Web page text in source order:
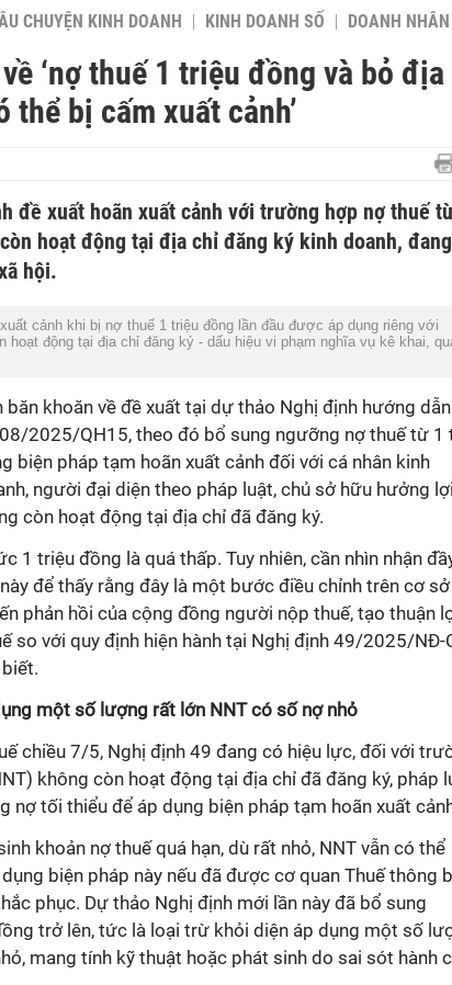
CHUYỆN KINH DOANH KINH DOANH SỐ DOANH NHÂN
‘nợ thuế 1 triệu đồng và bỏ địa
bị cấm xuất cảnh’
đề xuất hoãn xuất cảnh với trường hợp nợ thuế
hoạt động tại địa chỉ đăng ký kinh doanh, đang
hội.
cảnh khi bị nợ thuế 1 triệu đồng lần đầu được áp dụng riêng với
hoạt động tại địa chỉ đăng ký - dấu hiệu vi phạm nghĩa vụ kê khai,
băn khoăn về đề xuất tại dự thảo Nghị định hướng dẫn
2025/QH15, theo đó bổ sung ngưỡng nợ thuế từ 1
biện pháp tạm hoãn xuất cảnh đối với cá nhân kinh
người đại diện theo pháp luật, chủ sở hữu hưởng lợi
còn hoạt động tại địa chỉ đã đăng ký.
1 triệu đồng là quá thấp. Tuy nhiên, cần nhìn nhận
để thấy rằng đây là một bước điều chỉnh trên cơ sở
phản hồi của cộng đồng người nộp thuế, tạo thuận
so với quy định hiện hành tại Nghị định 49/2025/NĐ-
một số lượng rất lớn NNT có số nợ nhỏ
chiều 7/5, Nghị định 49 đang có hiệu lực, đối với
không còn hoạt động tại địa chỉ đã đăng ký, pháp
nợ tối thiểu để áp dụng biện pháp tạm hoãn xuất
khoản nợ thuế quá hạn, dù rất nhỏ, NNT vẫn có thể
biện pháp này nếu đã được cơ quan Thuế thông
phục. Dự thảo Nghị định mới lần này đã bổ sung
trở lên, tức là loại trừ khỏi diện áp dụng một số
mang tính kỹ thuật hoặc phát sinh do sai sót hành